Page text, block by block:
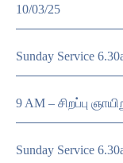
10/03/25
Sunday Service
9 AM – சிறப்பு
Sunday Service